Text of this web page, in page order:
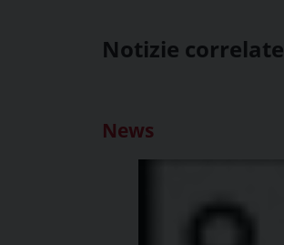
Notizie correlate
News